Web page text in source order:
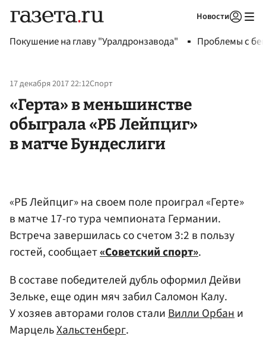
Новости
Покушение на главу "Уралдронзавода" Проблемы с
17 декабря 2017 22:12Спорт
«Герта» в меньшинстве
обыграла «РБ Лейпциг»
в матче Бундеслиги
«РБ Лейпциг» на своем поле проиграл «Герте»
в матче 17-го тура чемпионата Германии.
Встреча завершилась со счетом 3:2 в пользу
гостей, сообщает«Советский спорт».
В составе победителей дубль оформил Дейви
Зельке, еще один мяч забил Саломон Калу.
У хозяев авторами голов сталиВилли Орбани
МарцельХальстенберг.